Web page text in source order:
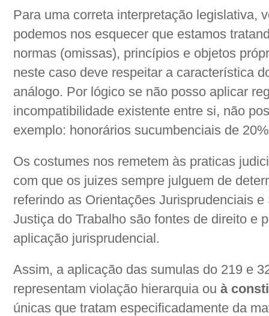
Para uma correta interpretação legislativa,
podemos nos esquecer que estamos
normas (omissas), princípios e objetos
neste caso deve respeitar a característica
análogo. Por lógico se não posso aplicar
incompatibilidade existente entre si, não
exemplo: honorários sucumbenciais de
Os costumes nos remetem às praticas
com que os juizes sempre julguem de
referindo as Orientações Jurisprudenciais
Justiça do Trabalho são fontes de direito e
aplicação jurisprudencial.
Assim, a aplicação das sumulas do 219 e
representam violação hierarquia ou à
únicas que tratam especificadamente da